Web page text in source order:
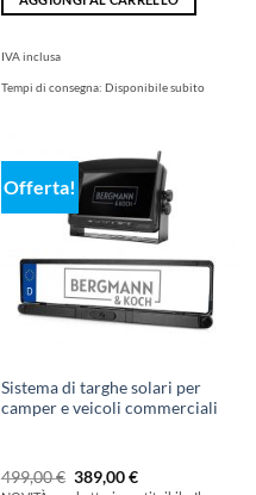
IVA inclusa
Tempi di consegna: Disponibile subito
Offerta!
Sistema di targhe solari per
camper e veicoli commerciali
499,00€ Il
prezzo
389,00€Il
prezzo